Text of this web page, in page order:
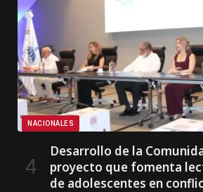
NACIONALES
Desarrollo de la
proyecto que fomenta
de adolescentes en